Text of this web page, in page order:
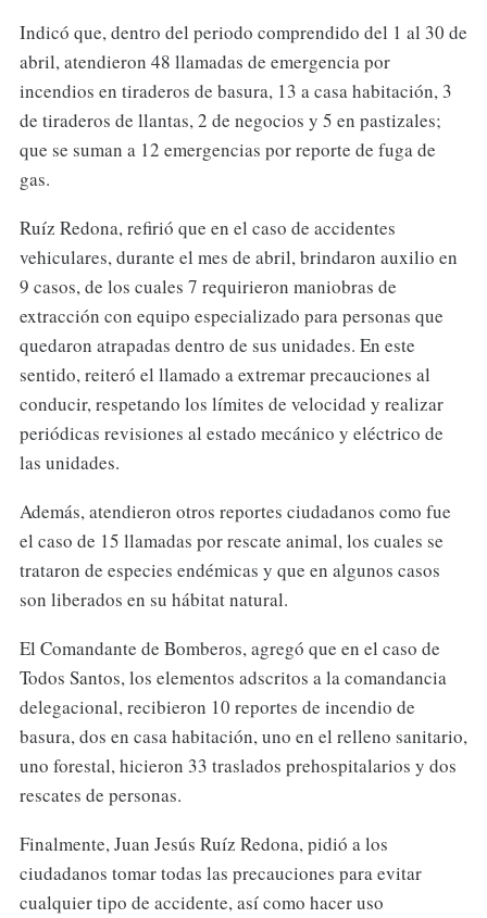
Indicó que, dentro del periodo comprendido del 1 al 30 de
abril, atendieron 48 llamadas de emergencia por
incendios en tiraderos de basura, 13 a casa habitación, 3
de tiraderos de llantas, 2 de negocios y 5 en pastizales;
que se suman a 12 emergencias por reporte de fuga de
gas.
Ruíz Redona, refirió que en el caso de accidentes
vehiculares, durante el mes de abril, brindaron auxilio en
9 casos, de los cuales 7 requirieron maniobras de
extracción con equipo especializado para personas que
quedaron atrapadas dentro de sus unidades. En este
sentido, reiteró el llamado a extremar precauciones al
conducir, respetando los límites de velocidad y realizar
periódicas revisiones al estado mecánico y eléctrico de
las unidades.
Además, atendieron otros reportes ciudadanos como fue
el caso de 15 llamadas por rescate animal, los cuales se
trataron de especies endémicas y que en algunos casos
son liberados en su hábitat natural.
El Comandante de Bomberos, agregó que en el caso de
Todos Santos, los elementos adscritos a la comandancia
delegacional, recibieron 10 reportes de incendio de
basura, dos en casa habitación, uno en el relleno sanitario,
uno forestal, hicieron 33 traslados prehospitalarios y dos
rescates de personas.
Finalmente, Juan Jesús Ruíz Redona, pidió a los
ciudadanos tomar todas las precauciones para evitar
cualquier tipo de accidente, así como hacer uso